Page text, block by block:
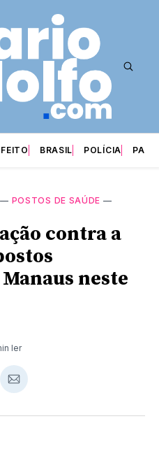
BRASIL POLÍCIA
— POSTOS DE SAÚDE —
contra a
neste
ler
Compartilhar
Email